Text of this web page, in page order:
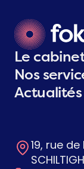
02Notre
03Nos
04Nos
05
19, rue
Le
Nos
Actualités